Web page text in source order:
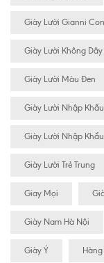
Giày Lười Gianni
Giày Lười Không Dây
Giày Lười Màu Đen
Giày Lười Nhập Khẩu
Giày Lười Nhập
Giày Lười Trẻ Trung
Giay Mọi
Giày Nam Hà Nội
Giày Ý